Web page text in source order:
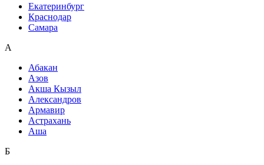
Екатеринбург
Краснодар
Самара
А
Абакан
Азов
Акша Кызыл
Александров
Армавир
Астрахань
Аша
Б